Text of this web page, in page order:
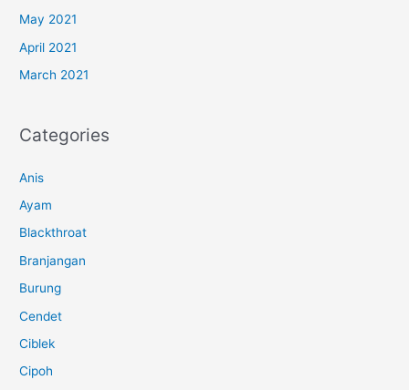
May 2021
April 2021
March 2021
Categories
Anis
Ayam
Blackthroat
Branjangan
Burung
Cendet
Ciblek
Cipoh